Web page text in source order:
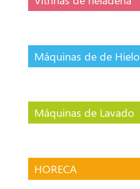
Máquinas de de Hielo
Máquinas de Lavado
HORECA